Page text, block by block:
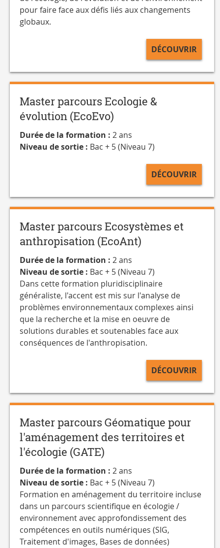
pour faire face aux défis liés aux changements
globaux.
DÉCOUVRIR
Master parcours Ecologie &
évolution (EcoEvo)
Durée de la formation :2 ans
Niveau de sortie : Bac + 5 (Niveau 7)
DÉCOUVRIR
Master parcours Ecosystèmes et
anthropisation (EcoAnt)
Durée de la formation :2 ans
Niveau de sortie : Bac + 5 (Niveau 7)
Dans cette formation pluridisciplinaire
généraliste, l'accent est mis sur l'analyse de
problèmes environnementaux complexes ainsi
que la recherche et la mise en oeuvre de
solutions durables et soutenables face aux
conséquences de l'anthropisation.
DÉCOUVRIR
Master parcours Géomatique pour
l'aménagement des territoires et
l'écologie (GATE)
Durée de la formation :2 ans
Niveau de sortie : Bac + 5 (Niveau 7)
Formation en aménagement du territoire incluse
dans un parcours scientifique en écologie /
environnement avec approfondissement des
compétences en outils numériques (SIG,
Traitement d'images, Bases de données)